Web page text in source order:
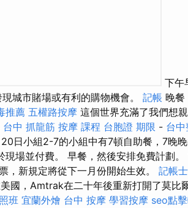
下午
城市賭場或有利的購物機會。 記帳 晚餐
推薦 五權路按摩 這個世界充滿了我們想
台中 抓龍筋 按摩 課程 台胞證 期限 - 台
日小組2-7的小組中有7頓自助餐，7晚
現場並付費。 早餐，然後安排免費計劃
，新規定將從下一月份開始生效。 記帳
國，Amtrak在二十年後重新打開了莫比
班 宜蘭外燴 台中 按摩 學習按摩 seo點